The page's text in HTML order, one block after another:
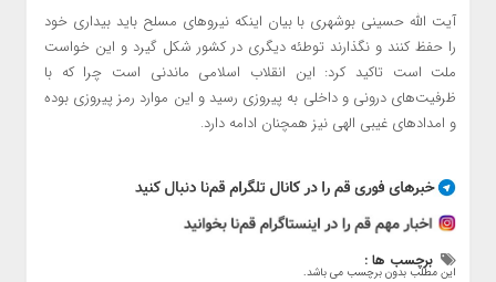
آیت الله حسینی بوشهری با بیان اینکه نیروهای مسلح باید بیداری خود
را حفظ کنند و نگذارند توطئه دیگری در کشور شکل گیرد و این خواست
ملت است تاکید کرد: این انقلاب اسلامی ماندنی است چرا که با
ظرفیت‌های درونی و داخلی به پیروزی رسید و این موارد رمز پیروزی بوده
و امدادهای غیبی الهی نیز همچنان ادامه دارد.
برچسب ها :
این مطلب بدون برچسب می باشد.